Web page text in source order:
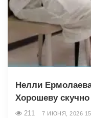
Нелли
Хорошеву
211 7 ИЮНЯ, 2026